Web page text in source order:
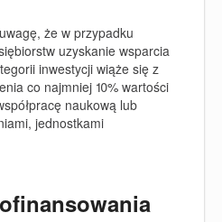
że w przypadku
uzyskanie wsparcia
inwestycji wiąże się z
co najmniej 10% wartości
naukową lub
jednostkami